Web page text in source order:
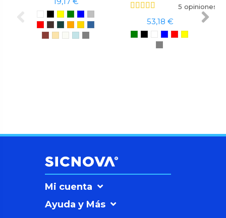
5 opiniones
53,18 €
Mi cuenta
Ayuda y Más